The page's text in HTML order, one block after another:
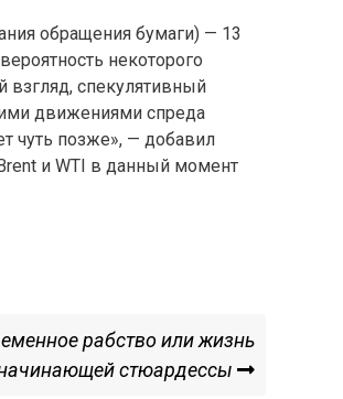
обращения бумаги) — 13
некоторого
взгляд, спекулятивный
движениями спреда
чуть позже», — добавил
и WTI в данный момент
рабство или жизнь
стюардессы